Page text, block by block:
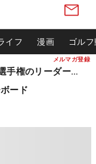
メルマガ登録
イフ 漫画 ゴル
松山英樹ら出場 ウィンダム選手権のリーダーボード
ード